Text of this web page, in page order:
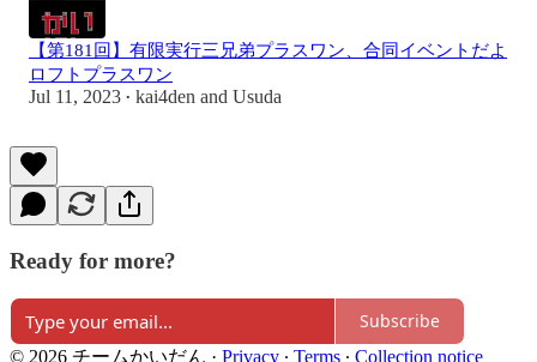
【第181回】有限実行三兄弟プラスワン、合同イベントだよ
ロフトプラスワン
Jul 11, 2023 • kai4den and Usuda
Ready for more?
Subscribe
© 2026 チームかいだん · Privacy ∙ Terms ∙ Collection notice